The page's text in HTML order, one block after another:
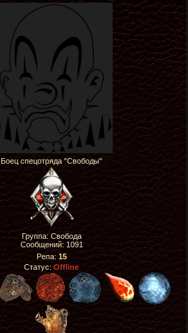
Боец спецотряда "Свободы"
Группа: Свобода
Сообщений: 1091
Репа: 15
Статус:Offline